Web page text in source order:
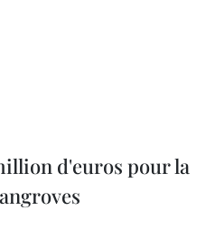
d'euros pour la